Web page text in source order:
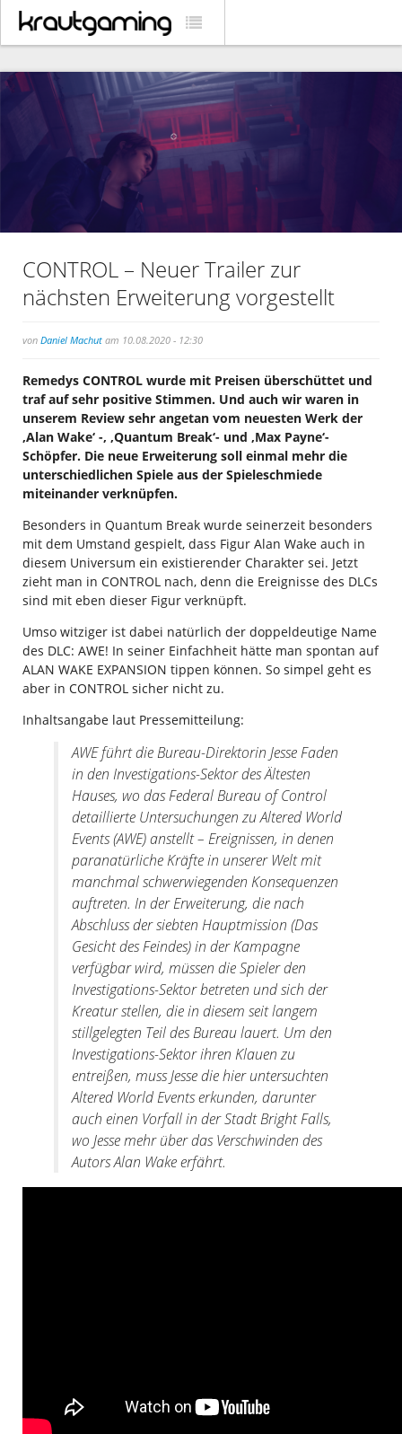
CONTROL – Neuer Trailer zur
nächsten Erweiterung vorgestellt
von Daniel Machut am 10.08.2020 - 12:30
Remedys CONTROL wurde mit Preisen überschüttet und
traf auf sehr positive Stimmen. Und auch wir waren in
unserem Review sehr angetan vom neuesten Werk der
‚Alan Wake‘ -, ‚Quantum Break‘- und ‚Max Payne‘-
Schöpfer. Die neue Erweiterung soll einmal mehr die
unterschiedlichen Spiele aus der Spieleschmiede
miteinander verknüpfen.
Besonders in Quantum Break wurde seinerzeit besonders
mit dem Umstand gespielt, dass Figur Alan Wake auch in
diesem Universum ein existierender Charakter sei. Jetzt
zieht man in CONTROL nach, denn die Ereignisse des DLCs
sind mit eben dieser Figur verknüpft.
Umso witziger ist dabei natürlich der doppeldeutige Name
des DLC: AWE! In seiner Einfachheit hätte man spontan auf
ALAN WAKE EXPANSION tippen können. So simpel geht es
aber in CONTROL sicher nicht zu.
Inhaltsangabe laut Pressemitteilung:
AWEführt die Bureau-Direktorin Jesse Faden
in den Investigations-Sektor des Ältesten
Hauses, wo das Federal Bureau of Control
detaillierte Untersuchungen zu Altered World
Events (AWE) anstellt – Ereignissen, in denen
paranatürliche Kräfte in unserer Welt mit
manchmal schwerwiegenden Konsequenzen
auftreten. In der Erweiterung, die nach
Abschluss der siebten Hauptmission (Das
Gesicht des Feindes) in der Kampagne
verfügbar wird, müssen die Spieler den
Investigations-Sektor betreten und sich der
Kreatur stellen, die in diesem seit langem
stillgelegten Teil des Bureau lauert. Um den
Investigations-Sektor ihren Klauen zu
entreißen, muss Jesse die hier untersuchten
Altered World Events erkunden, darunter
auch einen Vorfall in der Stadt Bright Falls,
wo Jesse mehr über das Verschwinden des
AutorsAlan Wakeerfährt.